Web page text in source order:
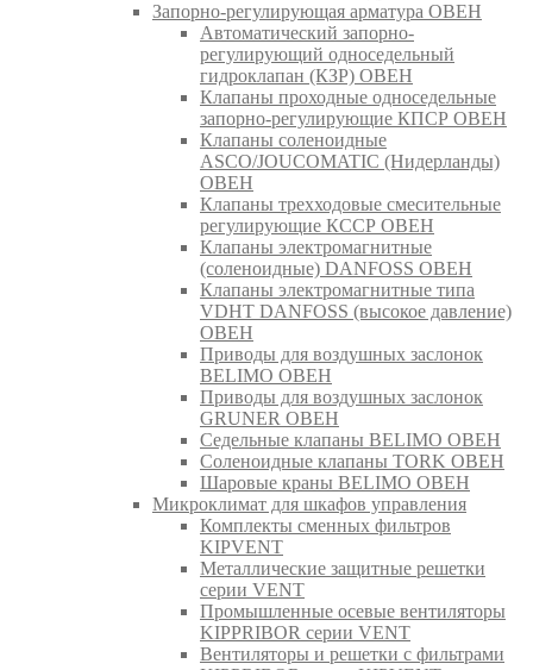
Запорно-регулирующая арматура ОВЕН
Автоматический запорно-
регулирующий односедельный
гидроклапан (КЗР) ОВЕН
Клапаны проходные односедельные
запорно-регулирующие КПСР ОВЕН
Клапаны соленоидные
ASCO/JOUCOMATIC (Нидерланды)
ОВЕН
Клапаны трехходовые смесительные
регулирующие КССР ОВЕН
Клапаны электромагнитные
(соленоидные) DANFOSS ОВЕН
Клапаны электромагнитные типа
VDHT DANFOSS (высокое давление)
ОВЕН
Приводы для воздушных заслонок
BELIMO ОВЕН
Приводы для воздушных заслонок
GRUNER ОВЕН
Седельные клапаны BELIMO ОВЕН
Соленоидные клапаны TORK ОВЕН
Шаровые краны BELIMO ОВЕН
Микроклимат для шкафов управления
Комплекты сменных фильтров
KIPVENT
Металлические защитные решетки
серии VENT
Промышленные осевые вентиляторы
KIPPRIBOR серии VENT
Вентиляторы и решетки с фильтрами